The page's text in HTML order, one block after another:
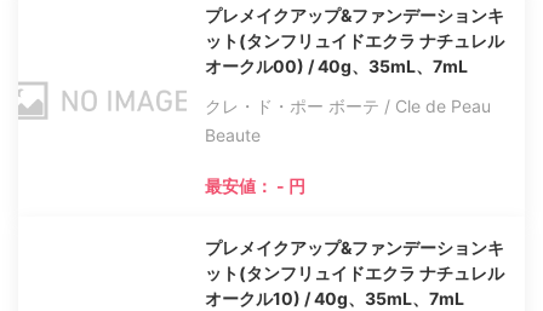
プレメイクアップ&ファンデーションキ
ット(タンフリュイドエクラ ナチュレル
オークル00) / 40g、35mL、7mL
クレ・ド・ポー ボーテ / Cle de Peau
Beaute
最安値： - 円
プレメイクアップ&ファンデーションキ
ット(タンフリュイドエクラ ナチュレル
オークル10) / 40g、35mL、7mL